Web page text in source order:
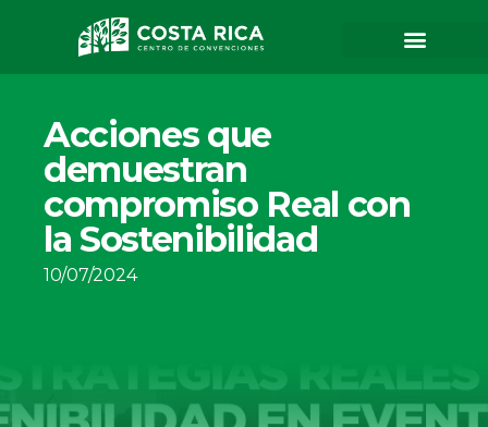
Acciones que
demuestran
compromiso Real con
la Sostenibilidad
10/07/2024